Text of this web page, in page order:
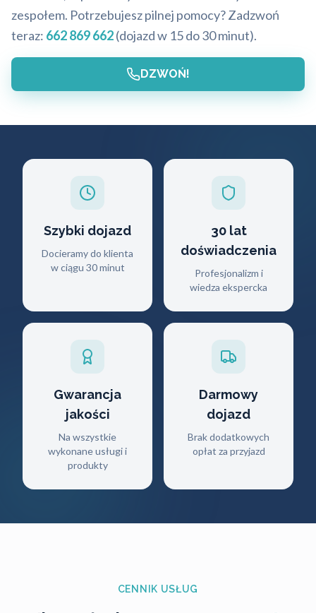
zespołem. Potrzebujesz pilnej pomocy? Zadzwoń
teraz: 662 869 662(dojazd w 15 do 30 minut).
DZWOŃ!
Szybki dojazd
Docieramy do klienta
w ciągu 30 minut
30 lat
doświadczenia
Profesjonalizm i
wiedza ekspercka
Gwarancja
jakości
Na wszystkie
wykonane usługi i
produkty
Darmowy
dojazd
Brak dodatkowych
opłat za przyjazd
CENNIK USŁUG